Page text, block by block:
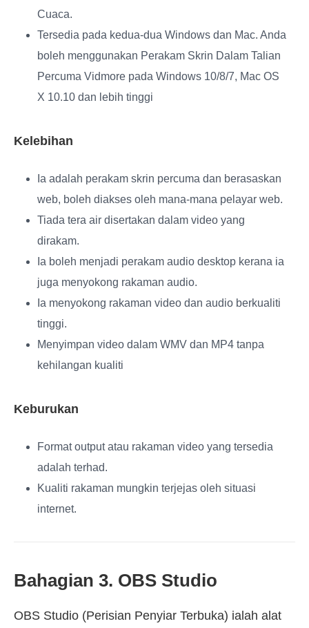
Cuaca.
Tersedia pada kedua-dua Windows dan Mac. Anda
boleh menggunakan Perakam Skrin Dalam Talian
Percuma Vidmore pada Windows 10/8/7, Mac OS
X 10.10 dan lebih tinggi
Kelebihan
Ia adalah perakam skrin percuma dan berasaskan
web, boleh diakses oleh mana-mana pelayar web.
Tiada tera air disertakan dalam video yang
dirakam.
Ia boleh menjadi perakam audio desktop kerana ia
juga menyokong rakaman audio.
Ia menyokong rakaman video dan audio berkualiti
tinggi.
Menyimpan video dalam WMV dan MP4 tanpa
kehilangan kualiti
Keburukan
Format output atau rakaman video yang tersedia
adalah terhad.
Kualiti rakaman mungkin terjejas oleh situasi
internet.
Bahagian 3. OBS Studio
OBS Studio (Perisian Penyiar Terbuka) ialah alat